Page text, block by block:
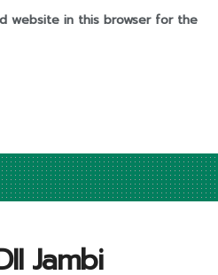
website in this browser for the
Jambi